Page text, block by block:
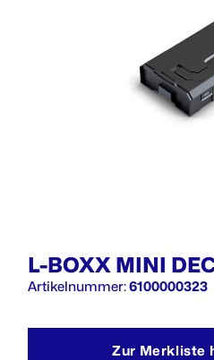
L-BOXX MINI
Artikelnummer:6100000323
Zur Merkliste